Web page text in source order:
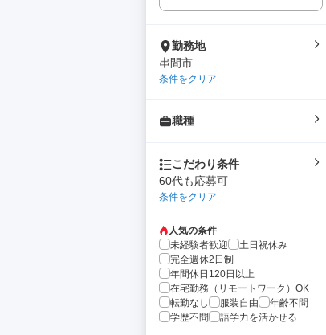
勤務地
串間市
条件をクリア
職種
こだわり条件
60代も応募可
条件をクリア
人気の条件
未経験者歓迎
土日祝休み
完全週休2日制
年間休日120日以上
在宅勤務（リモートワーク）OK
転勤なし
服装自由
年齢不問
学歴不問
語学力を活かせる